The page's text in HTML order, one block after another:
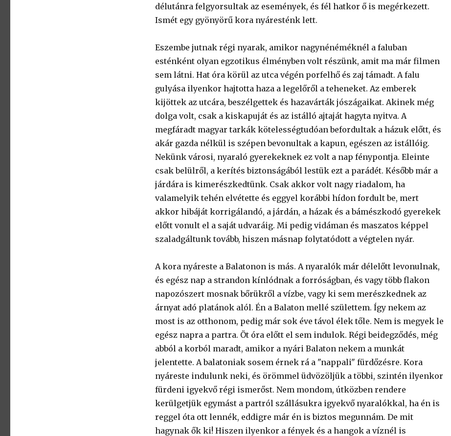
délutánra felgyorsultak az események, és fél hatkor ő is megérkezett.
Ismét egy gyönyörű kora nyáresténk lett.
Eszembe jutnak régi nyarak, amikor nagynénéméknél a faluban
esténként olyan egzotikus élményben volt részünk, amit ma már filmen
sem látni. Hat óra körül az utca végén porfelhő és zaj támadt. A falu
gulyása ilyenkor hajtotta haza a legelőről a teheneket. Az emberek
kijöttek az utcára, beszélgettek és hazavárták jószágaikat. Akinek még
dolga volt, csak a kiskapuját és az istálló ajtaját hagyta nyitva. A
megfáradt magyar tarkák kötelességtudóan befordultak a házuk előtt, és
akár gazda nélkül is szépen bevonultak a kapun, egészen az istállóig.
Nekünk városi, nyaraló gyerekeknek ez volt a nap fénypontja. Eleinte
csak belülről, a kerítés biztonságából lestük ezt a parádét. Később már a
járdára is kimerészkedtünk. Csak akkor volt nagy riadalom, ha
valamelyik tehén elvétette és eggyel korábbi hídon fordult be, mert
akkor hibáját korrigálandó, a járdán, a házak és a bámészkodó gyerekek
előtt vonult el a saját udvaráig. Mi pedig vidáman és maszatos képpel
szaladgáltunk tovább, hiszen másnap folytatódott a végtelen nyár.
A kora nyáreste a Balatonon is más. A nyaralók már délelőtt levonulnak,
és egész nap a strandon kínlódnak a forróságban, és vagy több flakon
napozószert mosnak bőrükről a vízbe, vagy ki sem merészkednek az
árnyat adó platánok alól. Én a Balaton mellé születtem. Így nekem az
most is az otthonom, pedig már sok éve távol élek tőle. Nem is megyek le
egész napra a partra. Öt óra előtt el sem indulok. Régi beidegződés, még
abból a korból maradt, amikor a nyári Balaton nekem a munkát
jelentette. A balatoniak sosem érnek rá a "nappali" fürdőzésre. Kora
nyáreste indulunk neki, és örömmel üdvözöljük a többi, szintén ilyenkor
fürdeni igyekvő régi ismerőst. Nem mondom, útközben rendere
kerülgetjük egymást a partról szállásukra igyekvő nyaralókkal, ha én is
reggel óta ott lennék, eddigre már én is biztos megunnám. De mit
hagynak ők ki! Hiszen ilyenkor a fények és a hangok a víznél is